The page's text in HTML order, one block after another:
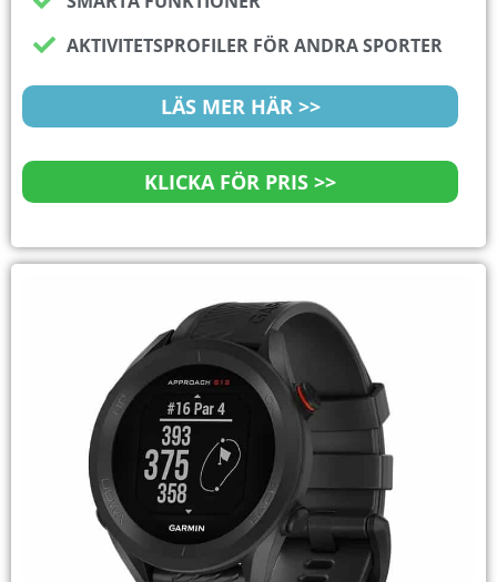
AKTIVITETSPROFILER FÖR ANDRA SPORTER
LÄS MER HÄR >>
KLICKA FÖR PRIS >>